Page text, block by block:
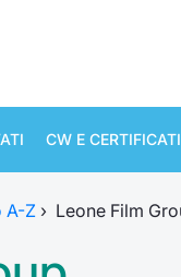
CW E CERTIFICATI
A-Z › Leone Film